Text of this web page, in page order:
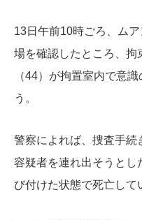
13日午前10時ごろ、ム
場を確認したところ、拘
（44）が拘置室内で意
う。
警察によれば、捜査手続
容疑者を連れ出そうとし
び付けた状態で死亡して